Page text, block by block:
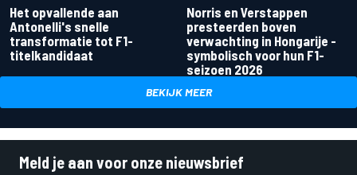
Het opvallende aan
Antonelli's snelle
transformatie tot F1-
titelkandidaat
Norris en Verstappen
presteerden boven
verwachting in Hongarije -
symbolisch voor hun F1-
seizoen 2026
BEKIJK MEER
Meld je aan voor onze nieuwsbrief